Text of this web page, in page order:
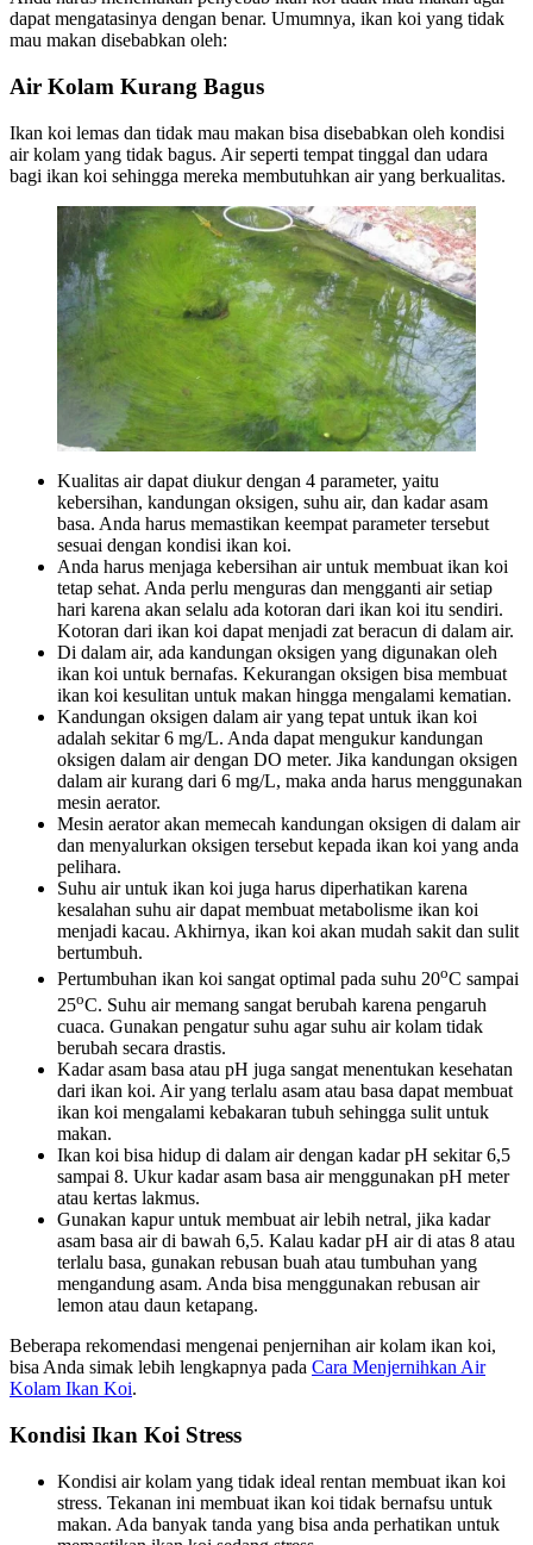
dapat mengatasinya dengan benar. Umumnya, ikan koi yang tidak
mau makan disebabkan oleh:
Air Kolam Kurang Bagus
Ikan koi lemas dan tidak mau makan bisa disebabkan oleh kondisi
air kolam yang tidak bagus. Air seperti tempat tinggal dan udara
bagi ikan koi sehingga mereka membutuhkan air yang berkualitas.
Kualitas air dapat diukur dengan 4 parameter, yaitu
kebersihan, kandungan oksigen, suhu air, dan kadar asam
basa. Anda harus memastikan keempat parameter tersebut
sesuai dengan kondisi ikan koi.
Anda harus menjaga kebersihan air untuk membuat ikan koi
tetap sehat. Anda perlu menguras dan mengganti air setiap
hari karena akan selalu ada kotoran dari ikan koi itu sendiri.
Kotoran dari ikan koi dapat menjadi zat beracun di dalam air.
Di dalam air, ada kandungan oksigen yang digunakan oleh
ikan koi untuk bernafas. Kekurangan oksigen bisa membuat
ikan koi kesulitan untuk makan hingga mengalami kematian.
Kandungan oksigen dalam air yang tepat untuk ikan koi
adalah sekitar 6 mg/L. Anda dapat mengukur kandungan
oksigen dalam air dengan DO meter. Jika kandungan oksigen
dalam air kurang dari 6 mg/L, maka anda harus menggunakan
mesin aerator.
Mesin aerator akan memecah kandungan oksigen di dalam air
dan menyalurkan oksigen tersebut kepada ikan koi yang anda
pelihara.
Suhu air untuk ikan koi juga harus diperhatikan karena
kesalahan suhu air dapat membuat metabolisme ikan koi
menjadi kacau. Akhirnya, ikan koi akan mudah sakit dan sulit
bertumbuh.
Pertumbuhan ikan koi sangat optimal pada suhu 20oC sampai
25oC. Suhu air memang sangat berubah karena pengaruh
cuaca. Gunakan pengatur suhu agar suhu air kolam tidak
berubah secara drastis.
Kadar asam basa atau pH juga sangat menentukan kesehatan
dari ikan koi. Air yang terlalu asam atau basa dapat membuat
ikan koi mengalami kebakaran tubuh sehingga sulit untuk
makan.
Ikan koi bisa hidup di dalam air dengan kadar pH sekitar 6,5
sampai 8. Ukur kadar asam basa air menggunakan pH meter
atau kertas lakmus.
Gunakan kapur untuk membuat air lebih netral, jika kadar
asam basa air di bawah 6,5. Kalau kadar pH air di atas 8 atau
terlalu basa, gunakan rebusan buah atau tumbuhan yang
mengandung asam. Anda bisa menggunakan rebusan air
lemon atau daun ketapang.
Beberapa rekomendasi mengenai penjernihan air kolam ikan koi,
bisa Anda simak lebih lengkapnya pada Cara Menjernihkan Air
Kolam Ikan Koi.
Kondisi Ikan Koi Stress
Kondisi air kolam yang tidak ideal rentan membuat ikan koi
stress. Tekanan ini membuat ikan koi tidak bernafsu untuk
makan. Ada banyak tanda yang bisa anda perhatikan untuk